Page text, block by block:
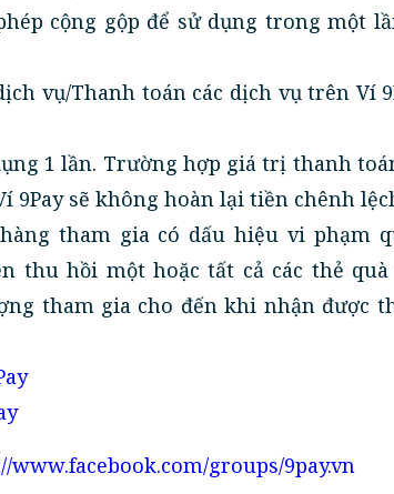
cộng gộp để sử dụng trong một
vụ/Thanh toán các dịch vụ trên Ví
1 lần. Trường hợp giá trị thanh
9Pay sẽ không hoàn lại tiền chênh
tham gia có dấu hiệu vi phạm
thu hồi một hoặc tất cả các thẻ
tham gia cho đến khi nhận được
www.facebook.com/groups/9pay.vn